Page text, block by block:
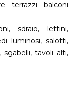
terrazzi balconi
sdraio, lettini,
luminosi, salotti,
sgabelli, tavoli alti,